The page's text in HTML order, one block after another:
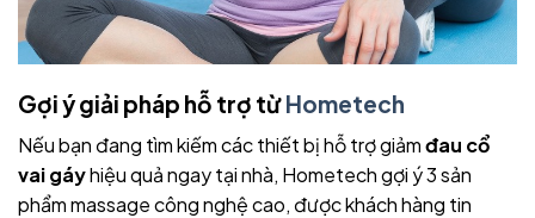
Gợi ý giải pháp hỗ trợ từHometech
Nếu bạn đang tìm kiếm các thiết bị hỗ trợ giảmđau cổ
vai gáyhiệu quả ngay tại nhà, Hometech gợi ý 3 sản
phẩm massage công nghệ cao, được khách hàng tin